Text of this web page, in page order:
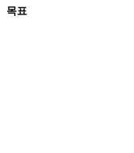
목표